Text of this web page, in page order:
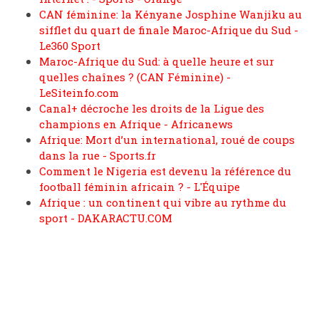
CAN féminine: la Kényane Josphine Wanjiku au
sifflet du quart de finale Maroc-Afrique du Sud -
Le360 Sport
Maroc-Afrique du Sud: à quelle heure et sur
quelles chaînes ? (CAN Féminine) -
LeSiteinfo.com
Canal+ décroche les droits de la Ligue des
champions en Afrique - Africanews
Afrique: Mort d’un international, roué de coups
dans la rue - Sports.fr
Comment le Nigeria est devenu la référence du
football féminin africain ? - L'Équipe
Afrique : un continent qui vibre au rythme du
sport - DAKARACTU.COM